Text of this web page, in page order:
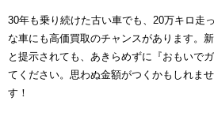
30年も乗り続けた古い車でも、20万キロ走
な車にも高価買取のチャンスがあります。
と提示されても、あきらめずに『おもいで
てください。思わぬ金額がつくかもしれま
す！